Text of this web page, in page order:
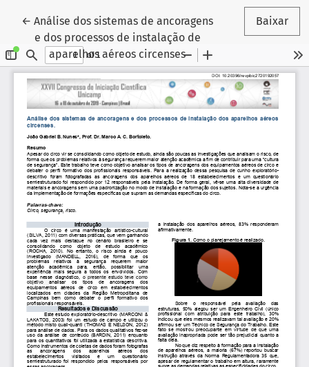
←Voltar aos Detalhes do Artigo
Análise dos sistemas de ancoragens
e dos processos de instalação de
aparelhos aéreos circenses
Baixar